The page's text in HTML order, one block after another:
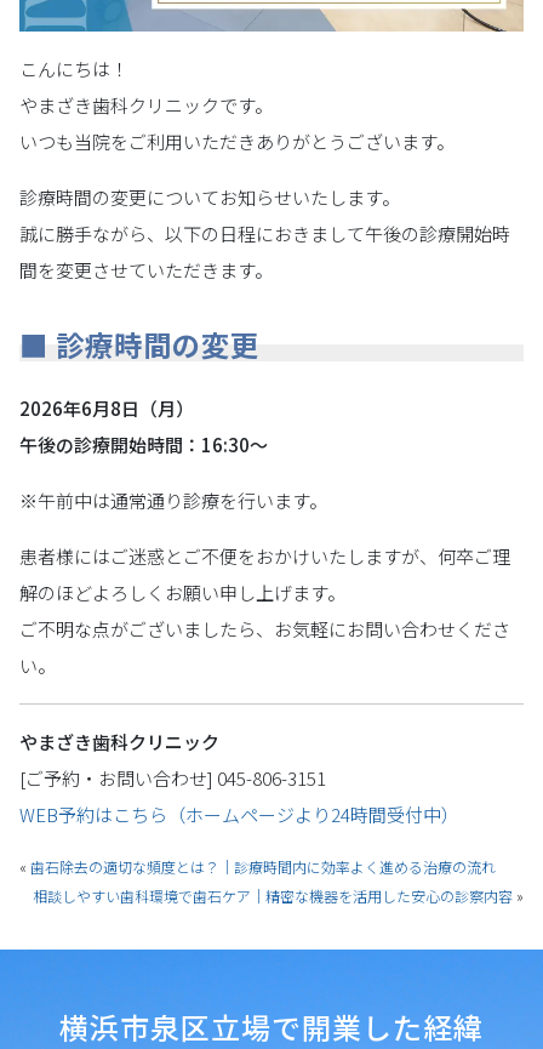
こんにちは！
やまざき歯科クリニックです。
いつも当院をご利用いただきありがとうございます。
診療時間の変更についてお知らせいたします。
誠に勝手ながら、以下の日程におきまして午後の診療開始時
間を変更させていただきます。
■ 診療時間の変更
2026年6月8日（月）
午後の診療開始時間：16:30〜
※午前中は通常通り診療を行います。
患者様にはご迷惑とご不便をおかけいたしますが、何卒ご理
解のほどよろしくお願い申し上げます。
ご不明な点がございましたら、お気軽にお問い合わせくださ
い。
やまざき歯科クリニック
[ご予約・お問い合わせ] 045-806-3151
WEB予約はこちら（ホームページより24時間受付中）
« 歯石除去の適切な頻度とは？｜診療時間内に効率よく進める治療の流れ
相談しやすい歯科環境で歯石ケア｜精密な機器を活用した安心の診察内容 »
横浜市泉区立場で開業した経緯